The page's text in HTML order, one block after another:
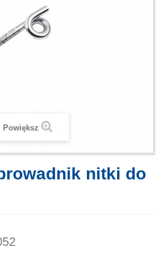
Powiększ
nitki do